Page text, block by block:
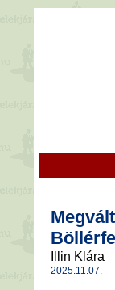
Illin Klára
2025.11.07.